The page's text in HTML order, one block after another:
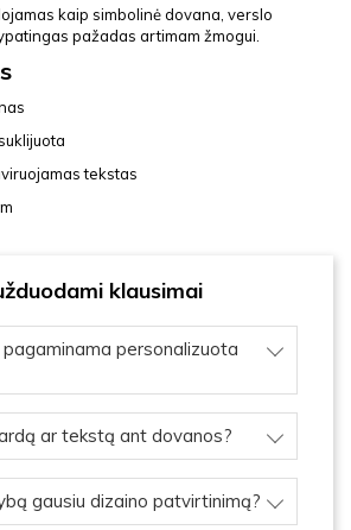
kaip simbolinė dovana, verslo
pažadas artimam žmogui.
tekstas
klausimai
pagaminama personalizuota
ar tekstą ant dovanos?
gausiu dizaino patvirtinimą?